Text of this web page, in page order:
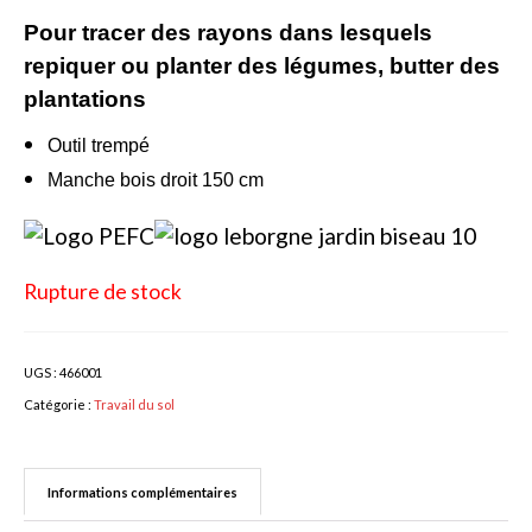
Bulbes Automne
Narcisses
Tulipes
Jacinthes
Divers bulbes
Bulbes Printemps
Dahlia Cactus 100 cm
Pour tracer des rayons dans lesquels
repiquer ou planter des légumes, butter des
plantations
Outil trempé
Manche bois droit 150 cm
Rupture de stock
UGS : 466001
Catégorie : Travail du sol
Informations complémentaires